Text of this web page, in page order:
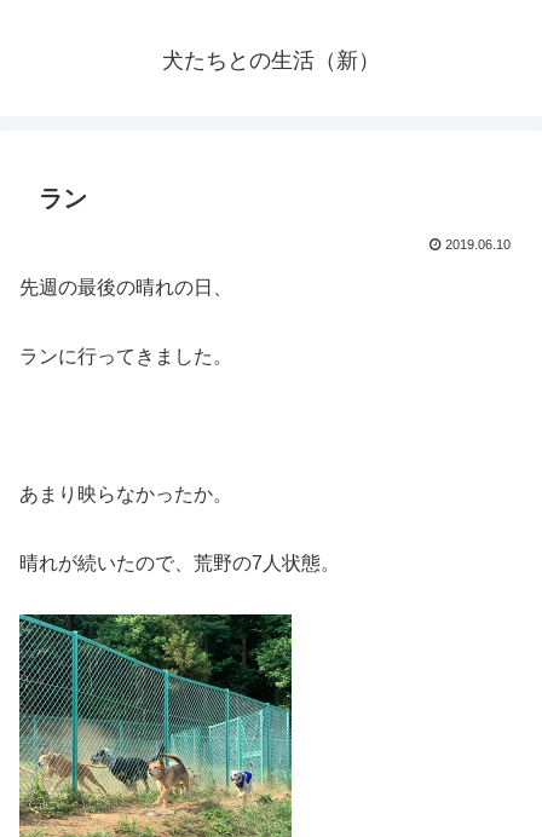
犬たちとの生活（新）
ラン
2019.06.10
先週の最後の晴れの日、
ランに行ってきました。
あまり映らなかったか。
晴れが続いたので、荒野の7人状態。